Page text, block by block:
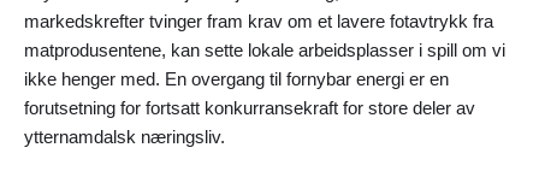
markedskrefter tvinger fram krav om et lavere fotavtrykk fra
matprodusentene, kan sette lokale arbeidsplasser i spill om vi
ikke henger med. En overgang til fornybar energi er en
forutsetning for fortsatt konkurransekraft for store deler av
ytternamdalsk næringsliv.